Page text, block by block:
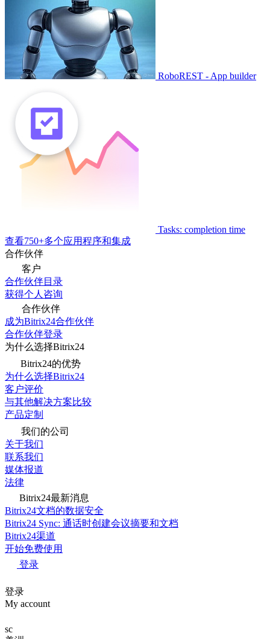
RoboREST - App builder
Tasks: completion time
查看750+多个应用程序和集成
合作伙伴
客户
合作伙伴目录
获得个人咨询
合作伙伴
成为Bitrix24合作伙伴
合作伙伴登录
为什么选择Bitrix24
Bitrix24的优势
为什么选择Bitrix24
客户评价
与其他解决方案比较
产品定制
我们的公司
关于我们
联系我们
媒体报道
法律
Bitrix24最新消息
Bitrix24文档的数据安全
Bitrix24 Sync: 通话时创建会议摘要和文档
Bitrix24渠道
开始免费使用
登录
登录
My account
sc